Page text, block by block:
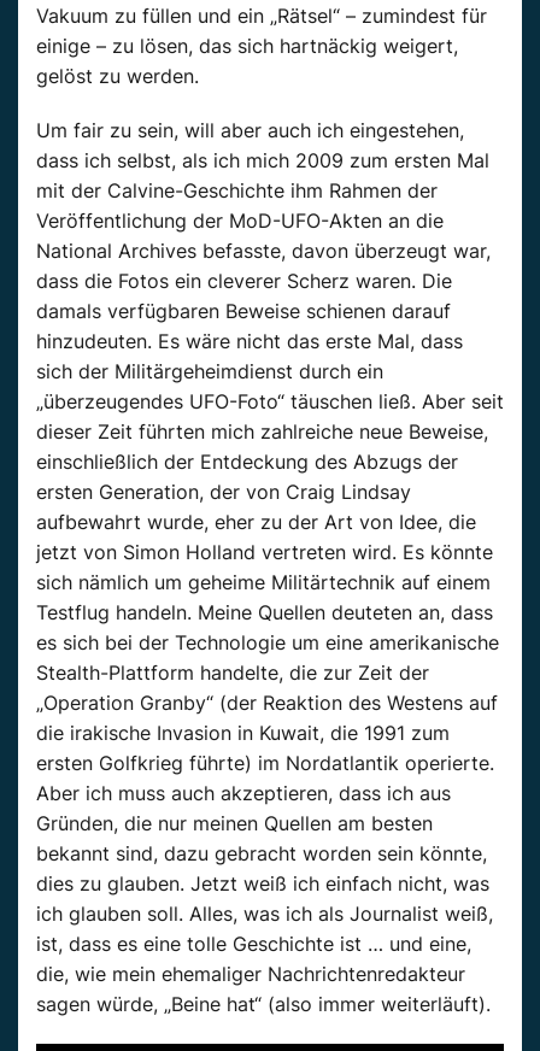
Vakuum zu füllen und ein „Rätsel“ – zumindest für
einige – zu lösen, das sich hartnäckig weigert,
gelöst zu werden.
Um fair zu sein, will aber auch ich eingestehen,
dass ich selbst, als ich mich 2009 zum ersten Mal
mit der Calvine-Geschichte ihm Rahmen der
Veröffentlichung der MoD-UFO-Akten an die
National Archives befasste, davon überzeugt war,
dass die Fotos ein cleverer Scherz waren. Die
damals verfügbaren Beweise schienen darauf
hinzudeuten. Es wäre nicht das erste Mal, dass
sich der Militärgeheimdienst durch ein
„überzeugendes UFO-Foto“ täuschen ließ. Aber seit
dieser Zeit führten mich zahlreiche neue Beweise,
einschließlich der Entdeckung des Abzugs der
ersten Generation, der von Craig Lindsay
aufbewahrt wurde, eher zu der Art von Idee, die
jetzt von Simon Holland vertreten wird. Es könnte
sich nämlich um geheime Militärtechnik auf einem
Testflug handeln. Meine Quellen deuteten an, dass
es sich bei der Technologie um eine amerikanische
Stealth-Plattform handelte, die zur Zeit der
„Operation Granby“ (der Reaktion des Westens auf
die irakische Invasion in Kuwait, die 1991 zum
ersten Golfkrieg führte) im Nordatlantik operierte.
Aber ich muss auch akzeptieren, dass ich aus
Gründen, die nur meinen Quellen am besten
bekannt sind, dazu gebracht worden sein könnte,
dies zu glauben. Jetzt weiß ich einfach nicht, was
ich glauben soll. Alles, was ich als Journalist weiß,
ist, dass es eine tolle Geschichte ist … und eine,
die, wie mein ehemaliger Nachrichtenredakteur
sagen würde, „Beine hat“ (also immer weiterläuft).